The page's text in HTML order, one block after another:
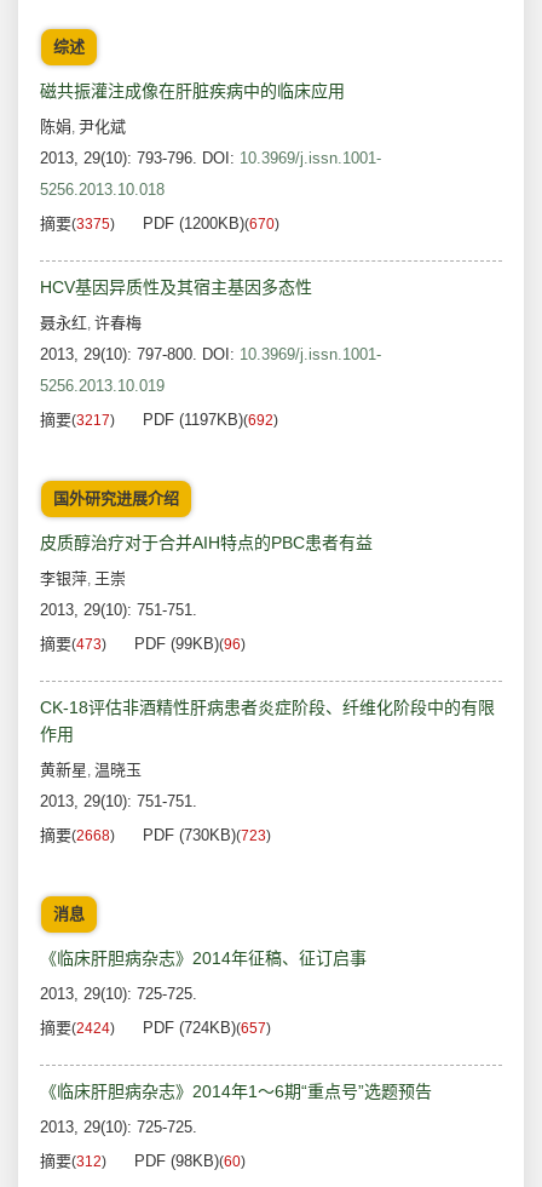
综述
磁共振灌注成像在肝脏疾病中的临床应用
陈娟, 尹化斌
2013, 29(10): 793-796. DOI: 10.3969/j.issn.1001-
5256.2013.10.018
摘要(3375) PDF (1200KB)(670)
HCV基因异质性及其宿主基因多态性
聂永红, 许春梅
2013, 29(10): 797-800. DOI: 10.3969/j.issn.1001-
5256.2013.10.019
摘要(3217) PDF (1197KB)(692)
国外研究进展介绍
皮质醇治疗对于合并AIH特点的PBC患者有益
李银萍, 王崇
2013, 29(10): 751-751.
摘要(473) PDF (99KB)(96)
CK-18评估非酒精性肝病患者炎症阶段、纤维化阶段中的有限
作用
黄新星, 温晓玉
2013, 29(10): 751-751.
摘要(2668) PDF (730KB)(723)
消息
《临床肝胆病杂志》2014年征稿、征订启事
2013, 29(10): 725-725.
摘要(2424) PDF (724KB)(657)
《临床肝胆病杂志》2014年1～6期“重点号”选题预告
2013, 29(10): 725-725.
摘要(312) PDF (98KB)(60)